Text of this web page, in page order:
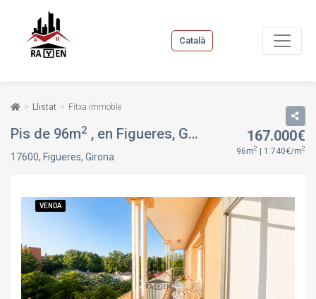
Català
Llistat Fitxa immoble
Pis de 96m2 , en Figueres, Girona VENDA
17600, Figueres, Girona
167.000€
96m2 | 1.740€/m2
VENDA